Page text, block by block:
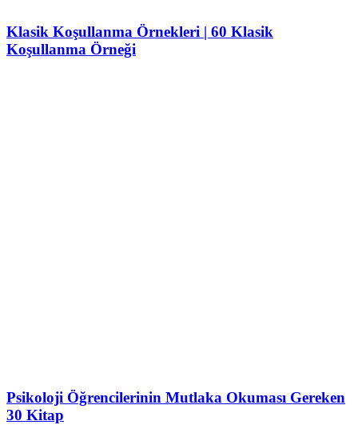
Klasik Koşullanma Örnekleri | 60 Klasik
Koşullanma Örneği
Psikoloji Öğrencilerinin Mutlaka Okuması Gereken
30 Kitap